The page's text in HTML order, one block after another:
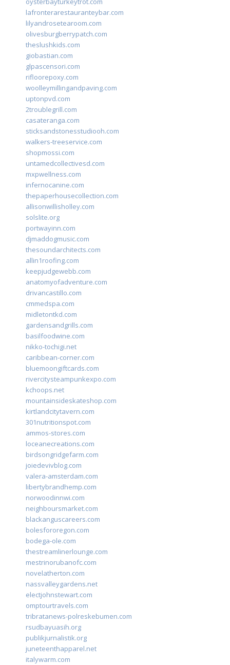
lafronterarestauranteybar.com
lilyandrosetearoom.com
olivesburgberrypatch.com
theslushkids.com
giobastian.com
glpascensori.com
rifloorepoxy.com
woolleymillingandpaving.com
uptonpvd.com
2troublegrill.com
casateranga.com
sticksandstonesstudiooh.com
walkers-treeservice.com
shopmossi.com
untamedcollectivesd.com
mxpwellness.com
infernocanine.com
thepaperhousecollection.com
allisonwillisholley.com
solslite.org
portwayinn.com
djmaddogmusic.com
thesoundarchitects.com
allin1roofing.com
keepjudgewebb.com
anatomyofadventure.com
drivancastillo.com
cmmedspa.com
midletontkd.com
gardensandgrills.com
basilfoodwine.com
nikko-tochigi.net
caribbean-corner.com
bluemoongiftcards.com
rivercitysteampunkexpo.com
kchoops.net
mountainsideskateshop.com
kirtlandcitytavern.com
301nutritionspot.com
ammos-stores.com
loceanecreations.com
birdsongridgefarm.com
joiedevivblog.com
valera-amsterdam.com
libertybrandhemp.com
norwoodinnwi.com
neighboursmarket.com
blackanguscareers.com
bolesfororegon.com
bodega-ole.com
thestreamlinerlounge.com
mestrinorubanofc.com
novelatherton.com
nassvalleygardens.net
electjohnstewart.com
omptourtravels.com
tribratanews-polreskebumen.com
rsudbayuasih.org
publikjurnalistik.org
juneteenthapparel.net
italywarm.com